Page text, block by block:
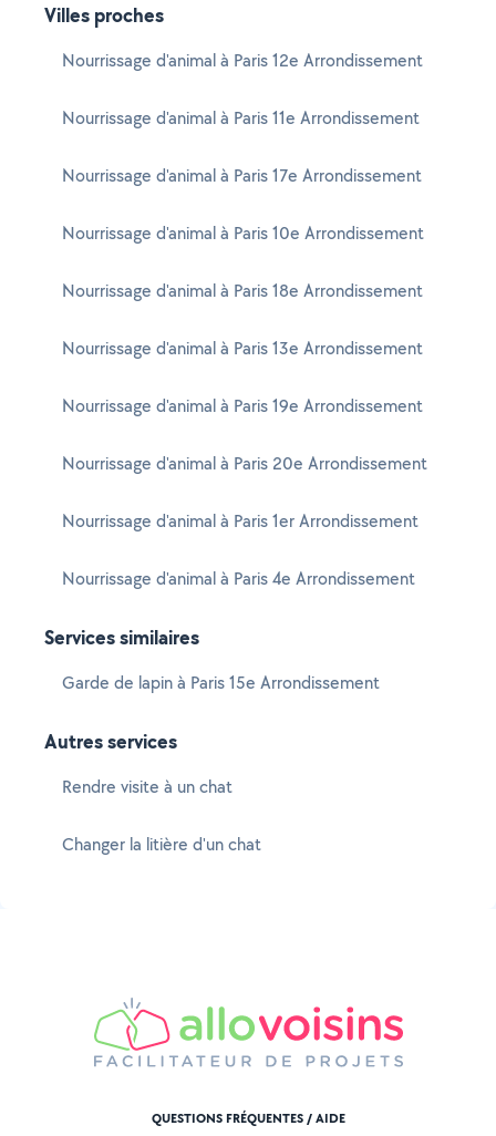
Villes proches
Nourrissage d'animal à Paris 12e Arrondissement
Nourrissage d'animal à Paris 11e Arrondissement
Nourrissage d'animal à Paris 17e Arrondissement
Nourrissage d'animal à Paris 10e Arrondissement
Nourrissage d'animal à Paris 18e Arrondissement
Nourrissage d'animal à Paris 13e Arrondissement
Nourrissage d'animal à Paris 19e Arrondissement
Nourrissage d'animal à Paris 20e Arrondissement
Nourrissage d'animal à Paris 1er Arrondissement
Nourrissage d'animal à Paris 4e Arrondissement
Services similaires
Garde de lapin à Paris 15e Arrondissement
Autres services
Rendre visite à un chat
Changer la litière d'un chat
QUESTIONS FRÉQUENTES / AIDE